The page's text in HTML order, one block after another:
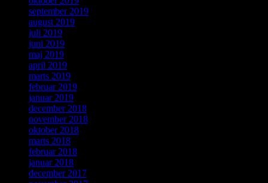
september 2019
august 2019
juli 2019
juni 2019
maj 2019
april 2019
marts 2019
februar 2019
januar 2019
december 2018
november 2018
oktober 2018
marts 2018
februar 2018
januar 2018
december 2017